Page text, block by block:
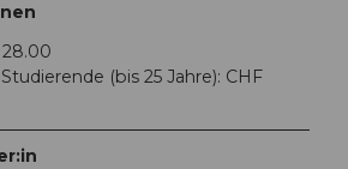
28.00
(bis 25 Jahre): CHF